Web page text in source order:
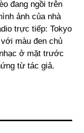
đang ngồi trên
ảnh của nhà
trực tiếp: Tokyo
màu đen chủ
ở mặt trước
từ tác giả.